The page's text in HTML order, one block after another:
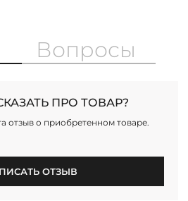
Вопросы
ПРО ТОВАР?
отзыв о приобретенном товаре.
ОТЗЫВ